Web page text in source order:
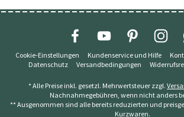
Cookie-Einstellungen Kundenservice und Hilfe
Datenschutz
Versandbedingungen
* Alle Preise inkl. gesetzl. Mehrwertsteuer zzgl.
Nachnahmegebühren, wenn nicht anders
** Ausgenommen sind alle bereits reduzierten und
Kurzwaren.